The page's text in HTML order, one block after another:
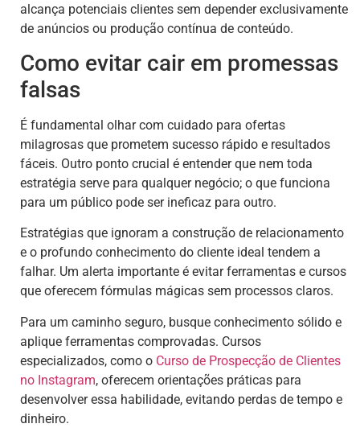
alcança potenciais clientes sem depender exclusivamente
de anúncios ou produção contínua de conteúdo.
Como evitar cair em promessas
falsas
É fundamental olhar com cuidado para ofertas
milagrosas que prometem sucesso rápido e resultados
fáceis. Outro ponto crucial é entender que nem toda
estratégia serve para qualquer negócio; o que funciona
para um público pode ser ineficaz para outro.
Estratégias que ignoram a construção de relacionamento
e o profundo conhecimento do cliente ideal tendem a
falhar. Um alerta importante é evitar ferramentas e cursos
que oferecem fórmulas mágicas sem processos claros.
Para um caminho seguro, busque conhecimento sólido e
aplique ferramentas comprovadas. Cursos
especializados, como o Curso de Prospecção de Clientes
no Instagram, oferecem orientações práticas para
desenvolver essa habilidade, evitando perdas de tempo e
dinheiro.